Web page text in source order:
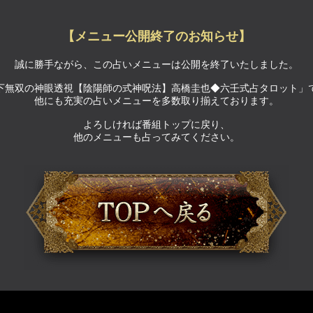
【メニュー公開終了のお知らせ】
誠に勝手ながら、この占いメニューは公開を終了いたしました。
無双の神眼透視【陰陽師の式神呪法】高橋圭也◆六壬式占タロット」
他にも充実の占いメニューを多数取り揃えております。
よろしければ番組トップに戻り、
他のメニューも占ってみてください。